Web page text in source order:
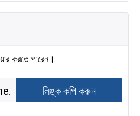
করতে পারেন।